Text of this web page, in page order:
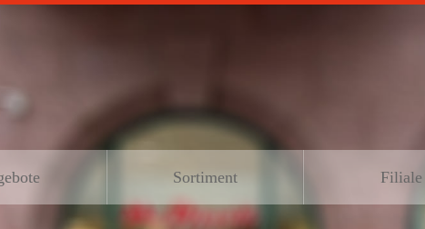
Sortiment Filiale